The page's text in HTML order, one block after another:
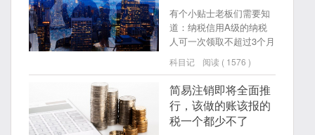
有个小贴士老板们需要知
道：纳税信用A级的纳税
人可一次领取不超过3个月
的增值税发票用量，纳税
信用B级的纳税人可一次
领取不超过2个月的增值税
发票用量。
科目记 阅读 ( 1576 )
简易注销即将全面推
行，该做的账该报的
税一个都少不了